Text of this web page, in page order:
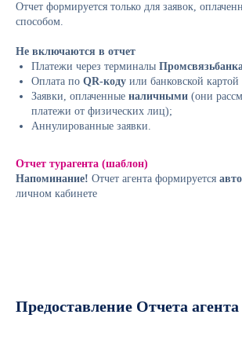
Отчет формируется только для заявок,
способом.
Не включаются в отчет
Платежи через терминалы
Оплата по QR-коду или банковской картой
Заявки, оплаченные наличными (они
платежи от физических лиц);
Аннулированные заявки.
Отчет турагента (шаблон)
Напоминание! Отчет агента формируется
личном кабинете
Предоставление Отчета агента